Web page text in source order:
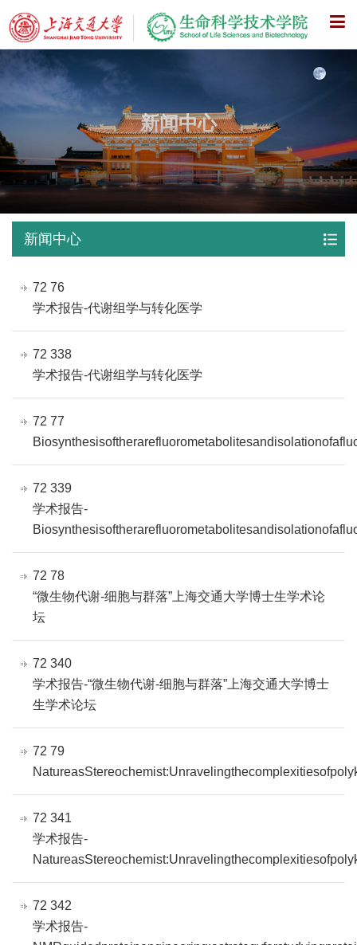
X
新闻中心
新闻中心
72 76
学术报告-代谢组学与转化医学
72 338
学术报告-代谢组学与转化医学
72 77
72 339
学术报告-
72 78
“微生物代谢-细胞与群落”上海交通大学博士生学术论
坛
72 340
学术报告-“微生物代谢-细胞与群落”上海交通大学博士
生学术论坛
72 79
72 341
学术报告-
72 342
学术报告-